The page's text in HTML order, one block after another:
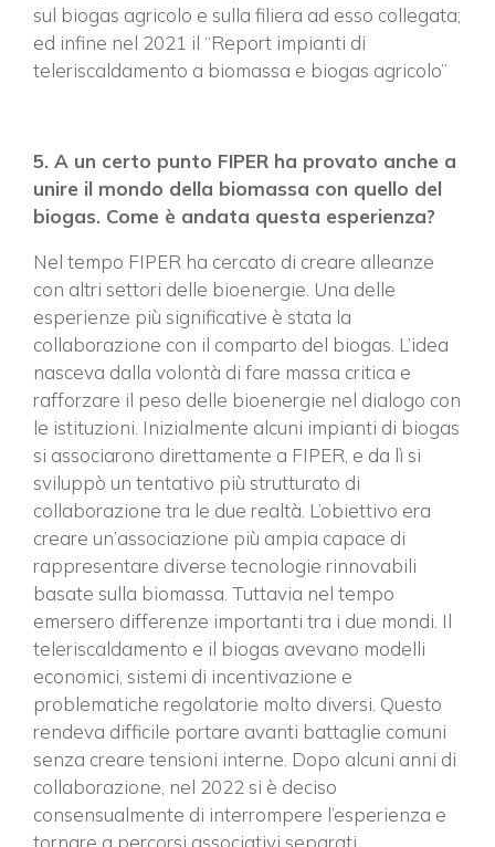
sul biogas agricolo e sulla filiera ad esso collegata;
ed infine nel 2021 il “Report impianti di
teleriscaldamento a biomassa e biogas agricolo”
5. A un certo punto FIPER ha provato anche a
unire il mondo della biomassa con quello del
biogas. Come è andata questa esperienza?
Nel tempo FIPER ha cercato di creare alleanze
con altri settori delle bioenergie. Una delle
esperienze più significative è stata la
collaborazione con il comparto del biogas. L’idea
nasceva dalla volontà di fare massa critica e
rafforzare il peso delle bioenergie nel dialogo con
le istituzioni. Inizialmente alcuni impianti di biogas
si associarono direttamente a FIPER, e da lì si
sviluppò un tentativo più strutturato di
collaborazione tra le due realtà. L’obiettivo era
creare un’associazione più ampia capace di
rappresentare diverse tecnologie rinnovabili
basate sulla biomassa. Tuttavia nel tempo
emersero differenze importanti tra i due mondi. Il
teleriscaldamento e il biogas avevano modelli
economici, sistemi di incentivazione e
problematiche regolatorie molto diversi. Questo
rendeva difficile portare avanti battaglie comuni
senza creare tensioni interne. Dopo alcuni anni di
collaborazione, nel 2022 si è deciso
consensualmente di interrompere l’esperienza e
tornare a percorsi associativi separati.
Vuoi restare in contatto con
FIPER e ricevere notizie e
aggiornamenti?